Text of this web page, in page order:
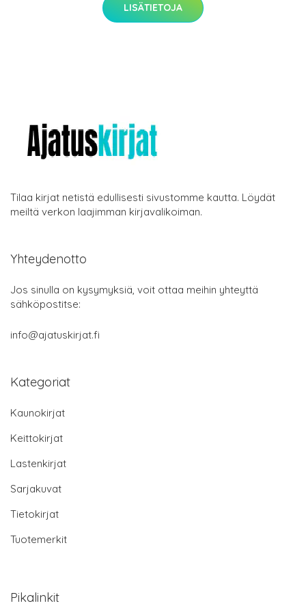
LISÄTIETOJA
Tilaa kirjat netistä edullisesti sivustomme kautta. Löydät
meiltä verkon laajimman kirjavalikoiman.
Yhteydenotto
Jos sinulla on kysymyksiä, voit ottaa meihin yhteyttä
sähköpostitse:
info@ajatuskirjat.fi
Kategoriat
Kaunokirjat
Keittokirjat
Lastenkirjat
Sarjakuvat
Tietokirjat
Tuotemerkit
Pikalinkit